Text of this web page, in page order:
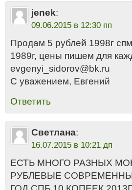
jenek:
09.06.2015 в 12:30 пп
Продам 5 рублей 1998г
1989г, цены пишем для
evgenyi_sidorov@bk.ru
С уважением, Евгений
Ответить
Светлана:
16.07.2015 в 10:21 дп
ЕСТЬ МНОГО РАЗНЫХ
РУБЛЕВЫЕ